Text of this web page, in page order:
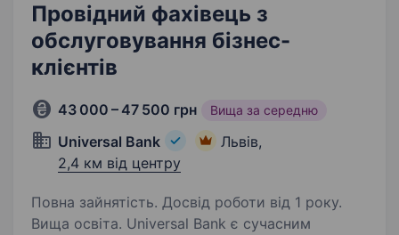
Провідний фахівець з
обслуговування бізнес-
клієнтів
43 000 – 47 500 грн Вища за середню
Universal Bank
Львів,
2,4 км від центру
Повна зайнятість. Досвід роботи від 1 року.
Вища освіта. Universal Bank є сучасним